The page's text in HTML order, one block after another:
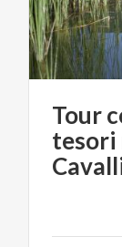
Tour
tesori